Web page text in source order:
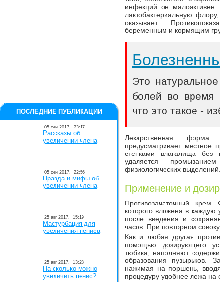
инфекций он
лактобактериальную
оказывает.
беременным и кормящим
Это
болей во время
что это такое -
Лекарственная форма
предусматривает местное
стенками влагалища без
удаляется
физиологических выделений.
Применение и
Противозачаточный
которого вложена в каждую
после введения и
часов. При повторном
Как и любая другая
помощью дозирующего
тюбика, наполняют
образования пузырьков.
нажимая на поршень,
процедуру удобнее лежа на
ПОСЛЕДНИЕ ПУБЛИКАЦИИ
05 сен 2017, 23:17
Рассказы об
увеличении члена
05 сен 2017, 22:56
Правда и мифы об
увеличении члена
25 авг 2017, 15:19
Мастурбация для
увеличения пениса
25 авг 2017, 13:28
На сколько можно
увеличить пенис?